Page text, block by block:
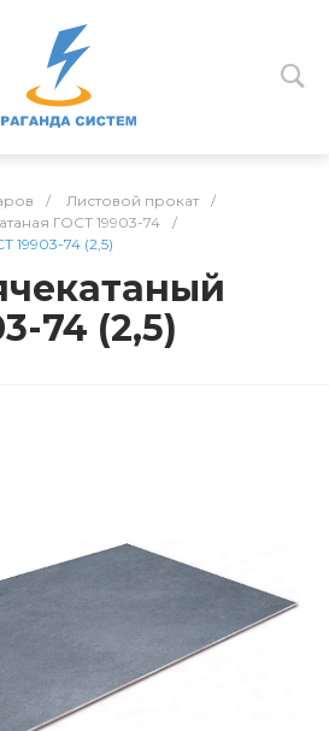
/ Листовой прокат
/
ГОСТ 19903-74
/
19903-74 (2,5)
74 (2,5)